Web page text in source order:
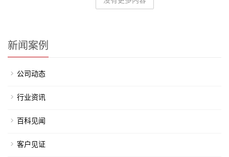
新闻案例
公司动态
行业资讯
百科见闻
客户见证